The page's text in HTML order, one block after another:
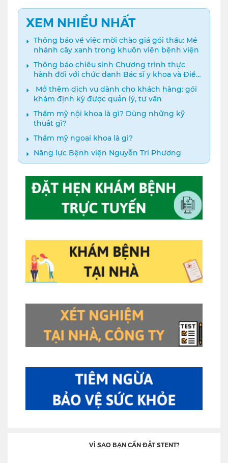
XEM NHIỀU NHẤT
Thông báo về việc mời chào giá gói thầu: Mé
nhánh cây xanh trong khuôn viên bệnh viện
Thông báo chiêu sinh Chương trình thực
hành đối với chức danh Bác sĩ y khoa và Điều
dưỡng năm 2024
️ Mở thêm dịch vụ dành cho khách hàng: gói
khám định kỳ được quản lý, tư vấn
Thẩm mỹ nội khoa là gì? Dùng những kỹ
thuật gì?
Thẩm mỹ ngoại khoa là gì?
Năng lực Bệnh viện Nguyễn Tri Phương
VÌ SAO BẠN CẦN ĐẶT STENT?